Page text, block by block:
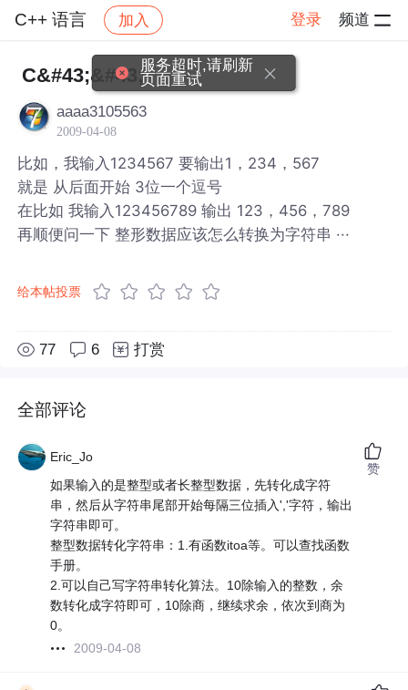
C++ 语言 加入 登录 频道
社区 C++ 语言 帖子详情
C&#43;&#43;
aaaa3105563
2009-04-08
比如，我输入1234567 要输出1，234，567
就是 从后面开始 3位一个逗号
在比如 我输入123456789 输出 123，456，789
再顺便问一下 整形数据应该怎么转换为字符串 ···
给本帖投票
77 6 打赏
全部评论
Eric_Jo
如果输入的是整型或者长整型数据，先转化成字符
串，然后从字符串尾部开始每隔三位插入','字符，输出
字符串即可。
整型数据转化字符串：1.有函数itoa等。可以查找函数
手册。
2.可以自己写字符串转化算法。10除输入的整数，余
数转化成字符即可，10除商，继续求余，依次到商为
0。
2009-04-08
赞
服务超时,请刷新
页面重试